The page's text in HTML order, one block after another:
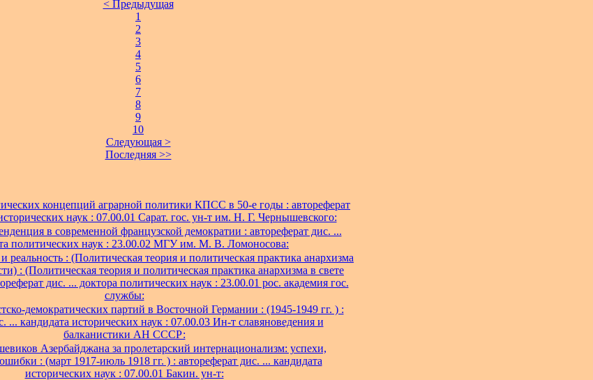
< Предыдущая
1
2
3
4
5
6
7
8
9
10
Следующая >
Последняя >>
концепций аграрной политики КПСС в 50-е годы : автореферат
наук : 07.00.01 Сарат. гос. ун-т им. Н. Г. Чернышевского:
в современной французской демократии : автореферат дис. ...
политических наук : 23.00.02 МГУ им. М. В. Ломоносова:
реальность : (Политическая теория и политическая практика анархизма
: (Политическая теория и политическая практика анархизма в свете
дис. ... доктора политических наук : 23.00.01 рос. академия гос.
службы:
демократических партий в Восточной Германии : (1945-1949 гг. ) :
... кандидата исторических наук : 07.00.03 Ин-т славяноведения и
балканистики АН СССР:
Азербайджана за пролетарский интернационализм: успехи,
: (март 1917-июль 1918 гг. ) : автореферат дис. ... кандидата
исторических наук : 07.00.01 Бакин. ун-т: